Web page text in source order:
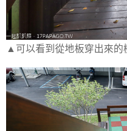
▲可以看到從地板穿出來的